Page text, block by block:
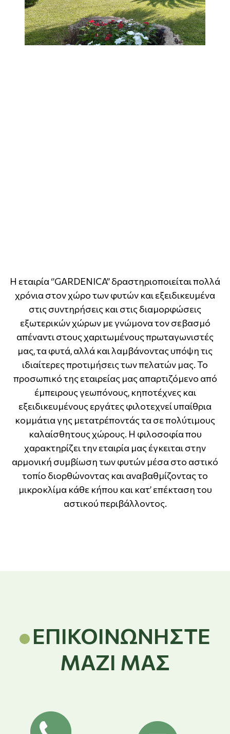
Η εταιρία ‘’GARDENICA’’ δραστηριοποιείται πολλά
χρόνια στον χώρο των φυτών και εξειδικευμένα
στις συντηρήσεις και στις διαμορφώσεις
εξωτερικών χώρων με γνώμονα τον σεβασμό
απέναντι στους χαριτωμένους πρωταγωνιστές
μας, τα φυτά, αλλά και λαμβάνοντας υπόψη τις
ιδιαίτερες προτιμήσεις των πελατών μας. Το
προσωπικό της εταιρείας μας απαρτιζόμενο από
έμπειρους γεωπόνους, κηποτέχνες και
εξειδικευμένους εργάτες φιλοτεχνεί υπαίθρια
κομμάτια γης μετατρέποντάς τα σε πολύτιμους
καλαίσθητους χώρους. Η φιλοσοφία που
χαρακτηρίζει την εταιρία μας έγκειται στην
αρμονική συμβίωση των φυτών μέσα στο αστικό
τοπίο διορθώνοντας και αναβαθμίζοντας το
μικροκλίμα κάθε κήπου και κατ’ επέκταση του
αστικού περιβάλλοντος.
ΕΠΙΚΟΙΝΩΝΗΣΤΕ
ΜΑΖΙ ΜΑΣ